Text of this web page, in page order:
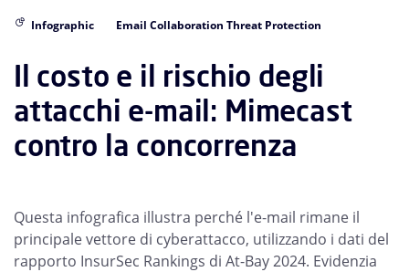
Infographic Email Collaboration Threat Protection
Il costo e il rischio degli
attacchi e-mail: Mimecast
contro la concorrenza
Questa infografica illustra perché l'e-mail rimane il
principale vettore di cyberattacco, utilizzando i dati del
rapporto InsurSec Rankings di At-Bay 2024. Evidenzia